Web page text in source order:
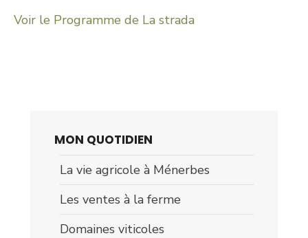
Voir le Programme de La strada
MON QUOTIDIEN
La vie agricole à Ménerbes
Les ventes à la ferme
Domaines viticoles